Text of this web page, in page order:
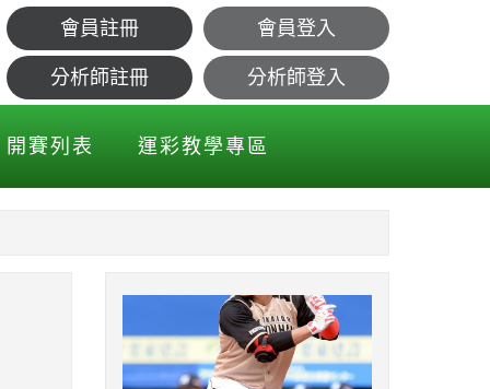
會員註冊 會員登入
分析師註冊 分析師登入
開賽列表 運彩教學專區